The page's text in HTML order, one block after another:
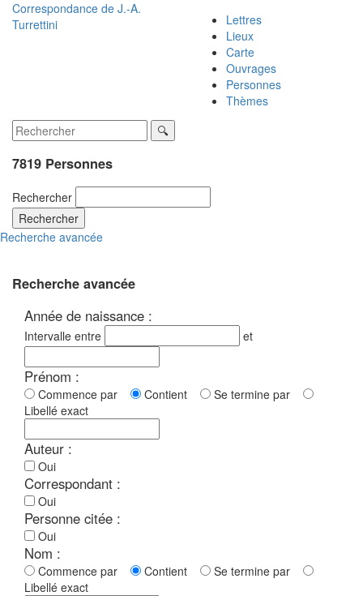
Correspondance de J.-A.
Turrettini
Lettres
Lieux
Carte
Ouvrages
Personnes
Thèmes
7819 Personnes
Rechercher
Rechercher
Recherche avancée
Recherche avancée
Année de naissance :
Intervalle entre et
Prénom :
Commence par Contient
Se termine par
Libellé exact
Auteur :
Oui
Correspondant :
Oui
Personne citée :
Oui
Nom :
Commence par Contient
Se termine par
Libellé exact